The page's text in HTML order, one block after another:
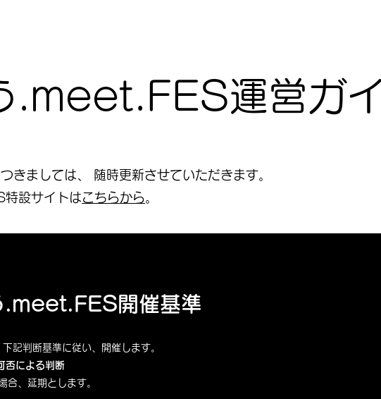
.meet.FES運営ガ
きましては、 随時更新させていただきます。
設サイトはこちらから。
.meet.FES開催基準
記判断基準に従い、開催します。
否による判断
合、延期とします。